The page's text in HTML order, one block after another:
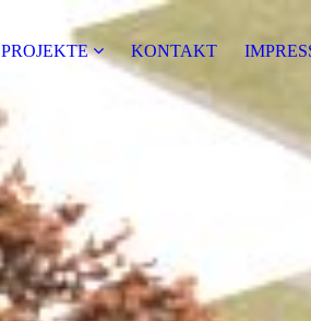
PRO­JEK­TE KONTAKT